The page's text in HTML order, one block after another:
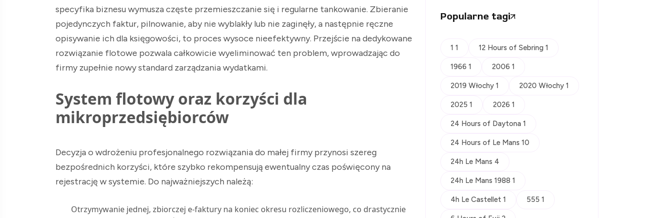
specyfika biznesu wymusza częste przemieszczanie się i regularne tankowanie. Zbieranie
pojedynczych faktur, pilnowanie, aby nie wyblakły lub nie zaginęły, a następnie ręczne
opisywanie ich dla księgowości, to proces wysoce nieefektywny. Przejście na dedykowane
rozwiązanie flotowe pozwala całkowicie wyeliminować ten problem, wprowadzając do
firmy zupełnie nowy standard zarządzania wydatkami.
System flotowy oraz korzyści dla
mikroprzedsiębiorców
Decyzja o wdrożeniu profesjonalnego rozwiązania do małej firmy przynosi szereg
bezpośrednich korzyści, które szybko rekompensują ewentualny czas poświęcony na
rejestrację w systemie. Do najważniejszych należą:
Otrzymywanie jednej, zbiorczej e-faktury na koniec okresu rozliczeniowego, co drastycznie
Popularne tagi
1 1 12 Hours of Sebring 1
1966 1 2006 1
2019 Włochy 1 2020 Włochy 1
2025 1 2026 1
24 Hours of Daytona 1
24 Hours of Le Mans 10
24h Le Mans 4
24h Le Mans 1988 1
4h Le Castellet 1 555 1